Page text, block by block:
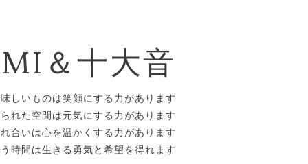
＆十大音
しいものは笑顔にする力があります
れた空間は元気にする力があります
合いは心を温かくする力があります
時間は生きる勇気と希望を得れます